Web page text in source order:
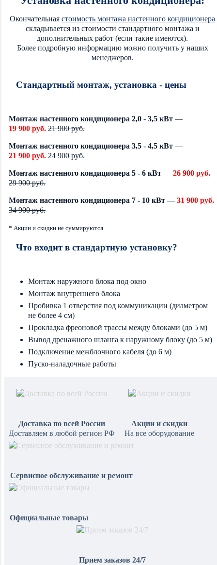
Окончательная стоимость монтажа настенного кондиционера
складывается из стоимости стандартного монтажа и
дополнительных работ (если такие имеются).
Более подробную информацию можно получить у наших
менеджеров.
Стандартный монтаж, установка - цены
Монтаж настенного кондиционера 2,0 - 3,5 кВт —
19 900 руб. 21 900 руб.
Монтаж настенного кондиционера 3,5 - 4,5 кВт —
21 900 руб. 24 900 руб.
Монтаж настенного кондиционера 5 - 6 кВт — 26 900 руб.
29 900 руб.
Монтаж настенного кондиционера 7 - 10 кВт — 31 900 руб.
34 900 руб.
* Акции и скидки не суммируются
Что входит в стандартную установку?
Монтаж наружного блока под окно
Монтаж внутреннего блока
Пробивка 1 отверстия под коммуникации (диаметром
не более 4 см)
Прокладка фреоновой трассы между блоками (до 5 м)
Вывод дренажного шланга к наружному блоку (до 5 м)
Подключение межблочного кабеля (до 6 м)
Пуско-наладочные работы
Доставка по всей России
Доставляем в любой регион РФ
Акции и скидки
На все оборудование
Сервисное обслуживание и ремонт
Официальные товары
Прием заказов 24/7